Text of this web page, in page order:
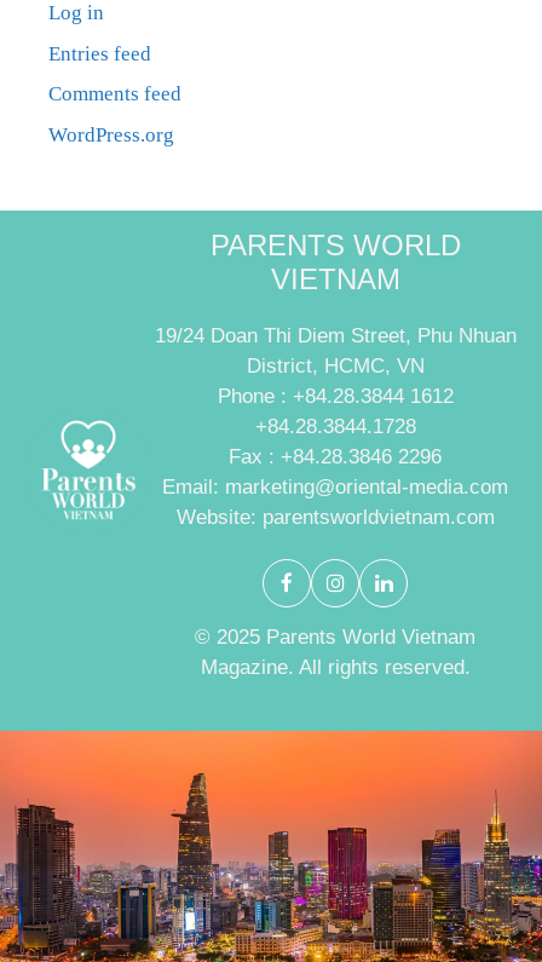
Log in
Entries feed
Comments feed
WordPress.org
PARENTS WORLD
VIETNAM
19/24 Doan Thi Diem Street, Phu Nhuan
District, HCMC, VN
Phone : +84.28.3844 1612
+84.28.3844.1728
Fax : +84.28.3846 2296
Email: marketing@oriental-media.com
Website: parentsworldvietnam.com
© 2025 Parents World Vietnam
Magazine. All rights reserved.